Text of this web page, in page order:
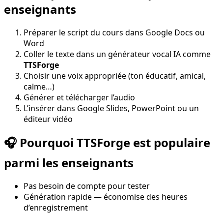
enseignants
Préparer le script du cours dans Google Docs ou
Word
Coller le texte dans un générateur vocal IA comme
TTSForge
Choisir une voix appropriée (ton éducatif, amical,
calme…)
Générer et télécharger l’audio
L’insérer dans Google Slides, PowerPoint ou un
éditeur vidéo
🎧 Pourquoi TTSForge est populaire
parmi les enseignants
Pas besoin de compte pour tester
Génération rapide — économise des heures
d’enregistrement